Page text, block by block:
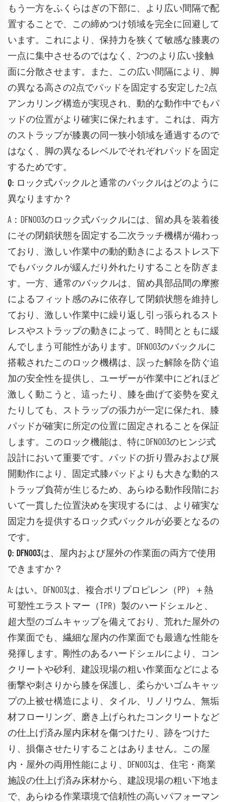
もう一方をふくらはぎの下部に、より広い間隔で配
置することで、この締めつけ領域を完全に回避して
います。これにより、保持力を狭くて敏感な膝裏の
一点に集中させるのではなく、2つのより広い接触
面に分散させます。また、この広い間隔により、脚
の異なる高さの2点でパッドを固定する安定した2点
アンカリング構造が実現され、動的な動作中でもパ
ッドの位置がより確実に保たれます。これは、両方
のストラップが膝裏の同一狭小領域を通過するので
はなく、脚の異なるレベルでそれぞれパッドを固定
するためです。
Q: ロック式バックルと通常のバックルはどのように
異なりますか？
A：DFN003のロック式バックルには、留め具を装着後
にその閉鎖状態を固定する二次ラッチ機構が備わっ
ており、激しい作業中の動的動きによるストレス下
でもバックルが緩んだり外れたりすることを防ぎま
す。一方、通常のバックルは、留め具部品間の摩擦
によるフィット感のみに依存して閉鎖状態を維持し
ており、激しい作業中に繰り返し引っ張られるスト
レスやストラップの動きによって、時間とともに緩
んでしまう可能性があります。DFN003のバックルに
搭載されたこのロック機構は、誤った解除を防ぐ追
加の安全性を提供し、ユーザーが作業中にどれほど
激しく動こうと、這ったり、膝を曲げて姿勢を変え
たりしても、ストラップの張力が一定に保たれ、膝
パッドが確実に所定の位置に固定されることを保証
します。このロック機能は、特にDFN003のヒンジ式
設計において重要です。パッドの折り畳みおよび展
開動作により、固定式膝パッドよりも大きな動的ス
トラップ負荷が生じるため、あらゆる動作段階にお
いて一貫した位置決めを実現するには、より確実な
固定力を提供するロック式バックルが必要となるの
です。
Q: DFN003は、屋内および屋外の作業面の両方で使用
できますか？
A: はい。DFN003は、複合ポリプロピレン（PP）＋熱
可塑性エラストマー（TPR）製のハードシェルと、
超大型のゴムキャップを備えており、荒れた屋外の
作業面でも、繊細な屋内の作業面でも最適な性能を
発揮します。剛性のあるハードシェルにより、コン
クリートや砂利、建設現場の粗い作業面などによる
衝撃や刺さりから膝を保護し、柔らかいゴムキャッ
プの上被せ構造により、タイル、リノリウム、無垢
材フローリング、磨き上げられたコンクリートなど
の仕上げ済み屋内床材を傷つけたり、跡をつけた
り、損傷させたりすることはありません。この屋
内・屋外の両用性能により、DFN003は、住宅・商業
施設の仕上げ済み床材から、建設現場の粗い下地ま
で、あらゆる作業環境で信頼性の高いパフォーマン